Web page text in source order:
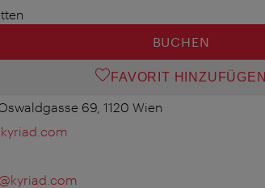
anzeigen
ausblenden
BUCHEN
FAVORIT HINZUFÜGEN
69, 1120 Wien